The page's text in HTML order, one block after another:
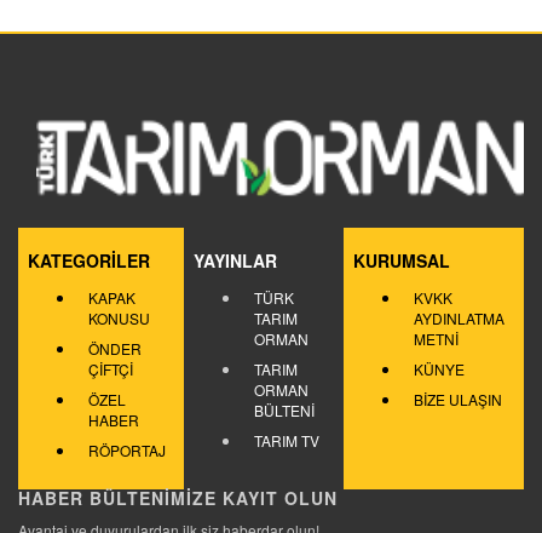
KATEGORİLER
KAPAK
KONUSU
ÖNDER
ÇİFTÇİ
ÖZEL
HABER
RÖPORTAJ
YAYINLAR
TÜRK
TARIM
ORMAN
TARIM
ORMAN
BÜLTENİ
TARIM TV
KURUMSAL
KVKK
AYDINLATMA
METNİ
KÜNYE
BİZE ULAŞIN
HABER BÜLTENİMİZE KAYIT OLUN